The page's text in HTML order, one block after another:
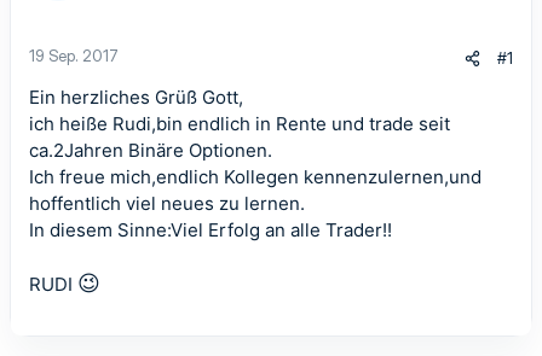
19 Sep. 2017 #1
Ein herzliches Grüß Gott,
ich heiße Rudi,bin endlich in Rente und trade seit
ca.2Jahren Binäre Optionen.
Ich freue mich,endlich Kollegen kennenzulernen,und
hoffentlich viel neues zu lernen.
In diesem Sinne:Viel Erfolg an alle Trader!!
RUDI 😉